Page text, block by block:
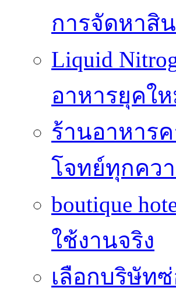
การจัดหาสิ
Liquid
อาหารยุคใ
ร้านอาหาร
โจทย์ทุกคว
boutique
ใช้งานจริง
เลือกบริษัท